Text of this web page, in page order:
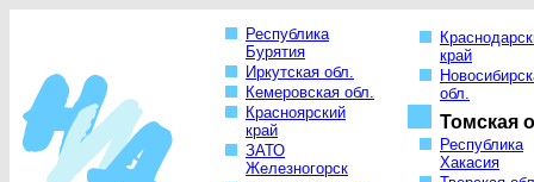
Республика
Бурятия
Иркутская обл.
Кемеровская обл.
Красноярский
край
ЗАТО
Железногорск
край
обл.
Томская
Республика
Хакасия